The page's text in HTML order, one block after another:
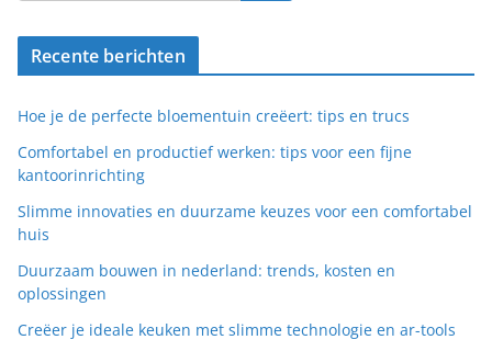
Recente berichten
Hoe je de perfecte bloementuin creëert: tips en trucs
Comfortabel en productief werken: tips voor een fijne
kantoorinrichting
Slimme innovaties en duurzame keuzes voor een comfortabel
huis
Duurzaam bouwen in nederland: trends, kosten en
oplossingen
Creëer je ideale keuken met slimme technologie en ar-tools